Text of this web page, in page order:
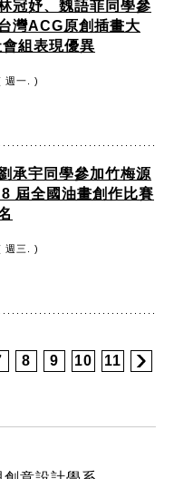
冠妤、魏語菲同學參
灣ACG原創插畫大
組表現優異
週一. )
承宇同學參加竹梅源
屆全國油畫創作比賽
週三. )
8 9 10 11